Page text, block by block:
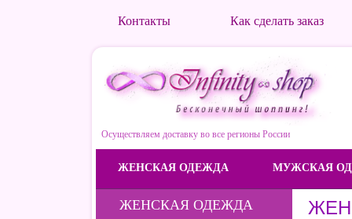
Контакты Как сделать заказ
Осуществляем доставку во все регионы России
ЖЕНСКАЯ ОДЕЖДА МУЖСКАЯ
ЖЕНСКАЯ ОДЕЖДА